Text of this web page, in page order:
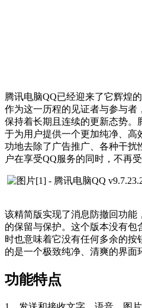
腾讯电脑QQ已经迎来了它辉煌
作为这一历程的见证者与参与者
保持着长期且连续的更新态势。
于为用户提供一个更加纯净、高
功地去除了广告推广、各种干扰
户在享受QQ服务的同时，不再
该精简版实现了消息防撤回功能
的保留与保护。这个版本没有包
时也意味着它没有任何多余的按
的是一个极致纯净、清爽的界面
功能特点